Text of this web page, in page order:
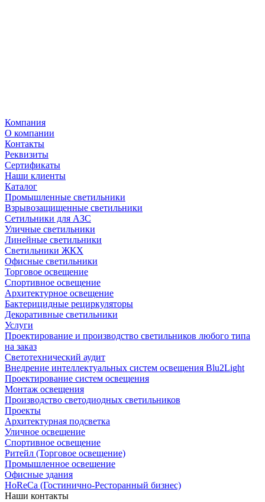
Компания
О компании
Контакты
Реквизиты
Сертификаты
Наши клиенты
Каталог
Промышленные светильники
Взрывозащищенные светильники
Сетильники для АЗС
Уличные светильники
Линейные светильники
Светильники ЖКХ
Офисные светильники
Торговое освещение
Спортивное освещение
Архитектурное освещение
Бактерицидные рециркуляторы
Декоративные светильники
Услуги
Проектирование и производство светильников любого типа
на заказ
Светотехнический аудит
Внедрение интеллектуальных систем освещения Blu2Light
Проектирование систем освещения
Монтаж освещения
Производство светодиодных светильников
Проекты
Архитектурная подсветка
Уличное освещение
Спортивное освещение
Ритейл (Торговое освещение)
Промышленное освещение
Офисные здания
HoReCa (Гостинично-Ресторанный бизнес)
Наши контакты